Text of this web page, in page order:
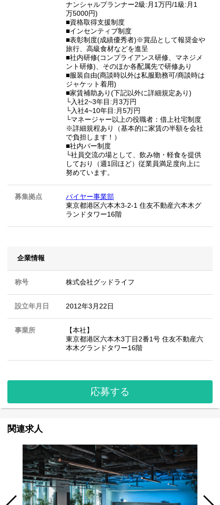
ナンシャルプランナー2級:月1万円/1級:月1
万5000円)
■資格取得支援制度
■インセンティブ制度
■表彰制度(成績優秀者)※賞品として報奨金や
旅行、高級食材などを進呈
■社内研修(コンプライアンス研修、マネジメ
ント研修)、そのほか各配属先で研修あり
■服装自由(商談時以外は私服勤務可/商談時は
ジャケット着用)
■家賃補助あり(下記以外に詳細規定あり)
└入社2~3年目:月3万円
└入社4~10年目:月5万円
└マネージャー以上の役職者：借上社宅制度
※詳細規程あり（基本的に家賃の半額を会社
で負担します！）
■社内バー制度
└社員交流の場として、飲み物・軽食を提供
しており（週1回ほど）従業員満足度向上に
努めています。
募集拠点
バイヤー事業部
東京都港区六本木3-2-1 住友不動産六本木グ
ランドタワー16階
企業情報
称号 株式会社グッドライフ
設立年月日 2012年3月22日
事業所
【本社】
東京都港区六本木3丁目2番1号 住友不動産六
本木グランドタワー16階
応募する
関連求人